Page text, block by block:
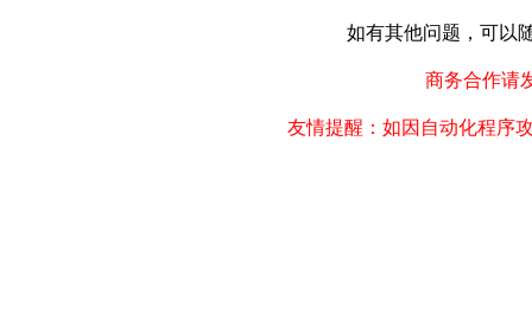
如有其他问题，可以
商务合作请
友情提醒：如因自动化程序